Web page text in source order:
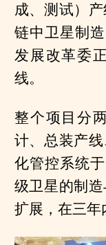
成、测试）
链中卫星制
发展改革委
线。
整个项目分
计、总装产
化管控系统
级卫星的制
扩展，在三年